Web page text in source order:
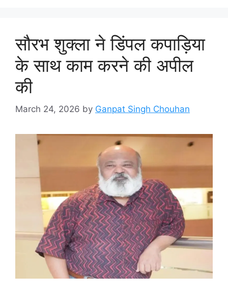
सौरभ शुक्ला ने डिंपल कपाड़िया
के साथ काम करने की अपील
की
March 24, 2026 by Ganpat Singh Chouhan